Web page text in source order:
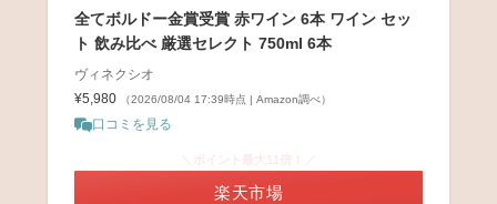
全てボルドー金賞受賞 赤ワイン 6本 ワイン セッ
ト 飲み比べ 厳選セレクト 750ml 6本
ヴィネクシオ
¥5,980
（2026/08/04 17:39時点 | Amazon調べ）
口コミを見る
楽天市場